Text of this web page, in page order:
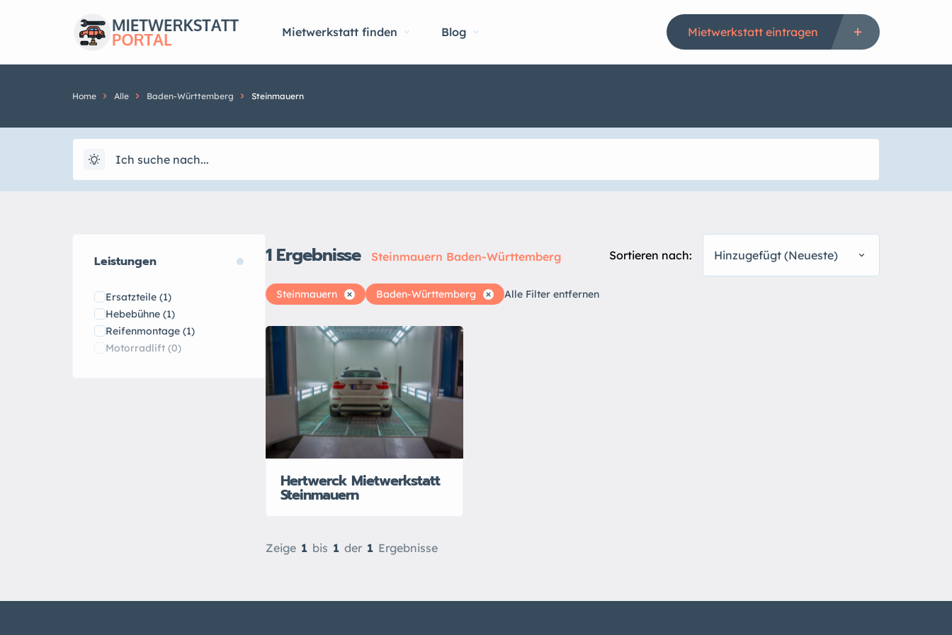
Mietwerkstatt finden Blog Mietwerkstatt eintragen
Home Alle Baden-Württemberg Steinmauern
Leistungen
Ersatzteile (1)
Hebebühne (1)
Reifenmontage (1)
Motorradlift (0)
1Ergebnisse Steinmauern Baden-Württemberg Sortieren nach: Hinzugefügt (Neueste)
Steinmauern Baden-Württemberg Alle Filter entfernen
Hertwerck Mietwerkstatt
Steinmauern
Zeige 1 bis 1 der 1 Ergebnisse